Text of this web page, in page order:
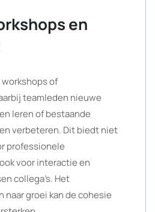
en
of
teamleden nieuwe
leren of bestaande
verbeteren. Dit biedt niet
professionele
voor interactie en
collega’s. Het
naar groei kan de cohesie